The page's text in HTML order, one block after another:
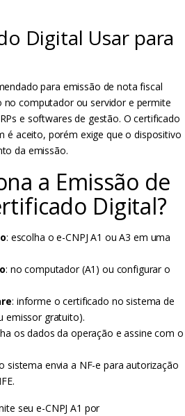
Digital Usar para
para emissão de nota fiscal
no computador ou servidor e permite
e softwares de gestão. O certificado
é aceito, porém exige que o dispositivo
da emissão.
a Emissão de
Digital?
: escolha o e-CNPJ A1 ou A3 em uma
: no computador (A1) ou configurar o
: informe o certificado no sistema de
emissor gratuito).
os dados da operação e assine com o
sistema envia a NF-e para autorização
seu e-CNPJ A1 por